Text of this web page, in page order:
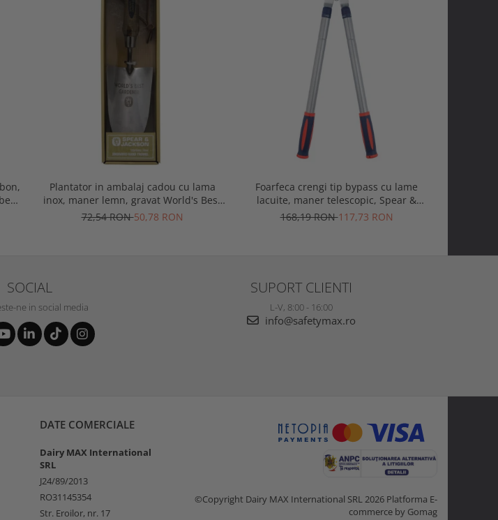
Plantator in ambalaj cadou cu lama
inox, maner lemn, gravat World's Best
Gardener, Spear & Jackson
72,54 RON50,78 RON
Foarfeca crengi tip bypass cu lame
lacuite, maner telescopic, Spear &
Jackson Razorsharp Steel
168,19 RON117,73 RON
SOCIAL
ne in social media
SUPORT CLIENTI
L-V, 8:00 - 16:00
info@safetymax.ro
DATE COMERCIALE
Dairy MAX International
SRL
J24/89/2013
RO31145354
Str. Eroilor, nr. 17
©Copyright Dairy MAX International SRL 2026 Platforma E-
commerce by Gomag